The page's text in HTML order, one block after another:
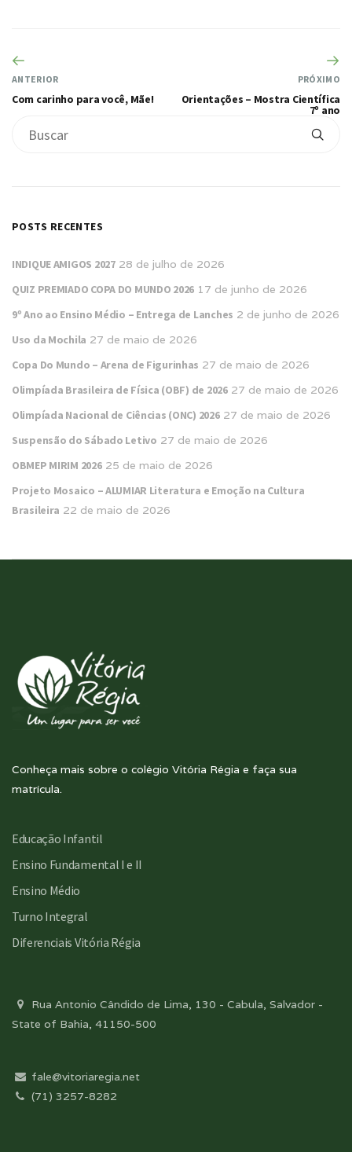
ANTERIOR
Com carinho para você, Mãe!
PRÓXIMO
Orientações – Mostra Científica
7º ano
POSTS RECENTES
INDIQUE AMIGOS 2027 28 de julho de 2026
QUIZ PREMIADO COPA DO MUNDO 2026 17 de junho de 2026
9º Ano ao Ensino Médio – Entrega de Lanches 2 de junho de 2026
Uso da Mochila 27 de maio de 2026
Copa Do Mundo – Arena de Figurinhas 27 de maio de 2026
Olimpíada Brasileira de Física (OBF) de 2026 27 de maio de 2026
Olimpíada Nacional de Ciências (ONC) 2026 27 de maio de 2026
Suspensão do Sábado Letivo 27 de maio de 2026
OBMEP MIRIM 2026 25 de maio de 2026
Projeto Mosaico – ALUMIAR Literatura e Emoção na Cultura
Brasileira 22 de maio de 2026
Conheça mais sobre o colégio Vitória Régia e faça sua
matrícula.
Educação Infantil
Ensino Fundamental I e II
Ensino Médio
Turno Integral
Diferenciais Vitória Régia
Rua Antonio Cândido de Lima, 130 - Cabula, Salvador -
State of Bahia, 41150-500
fale@vitoriaregia.net
(71) 3257-8282